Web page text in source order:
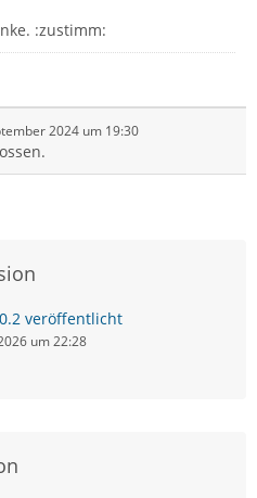
:zustimm:
2024 um 19:30
veröffentlicht
um 22:28